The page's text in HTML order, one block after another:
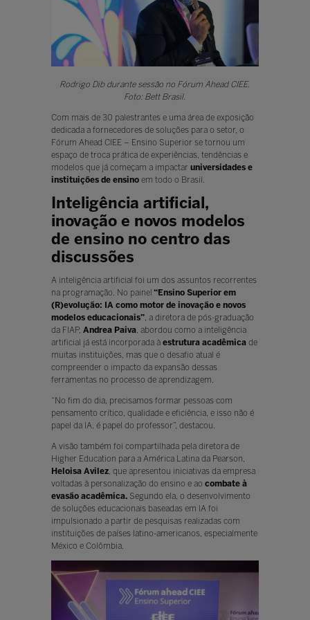
Rodrigo Dib durante sessão no Fórum Ahead CIEE.
Foto: Bett Brasil.
Com mais de 30 palestrantes e uma área de exposição
dedicada a fornecedores de soluções para o setor, o
Fórum Ahead CIEE – Ensino Superior se tornou um
espaço de troca prática de experiências, tendências e
modelos que já começam a impactar universidades e
instituições de ensinoem todo o Brasil.
Inteligência artificial,
inovação e novos modelos
de ensino no centro das
discussões
A inteligência artificial foi um dos assuntos recorrentes
na programação. No painel “Ensino Superior em
(R)evolução: IA como motor de inovação e novos
modelos educacionais”, a diretora de pós-graduação
da FIAP, Andrea Paiva, abordou como a inteligência
artificial já está incorporada àestrutura acadêmicade
muitas instituições, mas que o desafio atual é
compreender o impacto da expansão dessas
ferramentas no processo de aprendizagem.
“No fim do dia, precisamos formar pessoas com
pensamento crítico, qualidade e eficiência, e isso não é
papel da IA, é papel do professor”, destacou.
A visão também foi compartilhada pela diretora de
Higher Education para a América Latina da Pearson,
Heloisa Avilez, que apresentou iniciativas da empresa
voltadas à personalização do ensino e ao combate à
evasão acadêmica.Segundo ela, o desenvolvimento
de soluções educacionais baseadas em IA foi
impulsionado a partir de pesquisas realizadas com
instituições de países latino-americanos, especialmente
México e Colômbia.